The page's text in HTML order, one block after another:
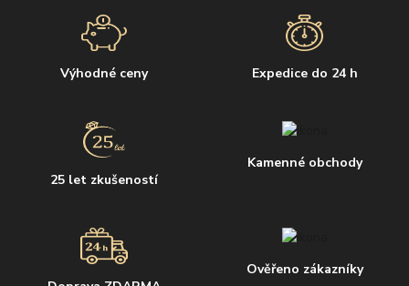
Výhodné ceny Expedice do 24 h
25 let zkušeností
Kamenné obchody
Ověřeno zákazníky